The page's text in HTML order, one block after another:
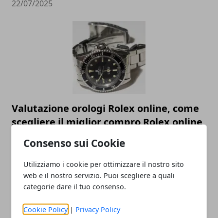
Consenso sui Cookie
Utilizziamo i cookie per ottimizzare il nostro sito
web e il nostro servizio. Puoi scegliere a quali
categorie dare il tuo consenso.
Cookie Policy | Privacy Policy
22/07/2025
Valutazione orologi Rolex online, come
scegliere il miglior compro Rolex online
23/05/2023